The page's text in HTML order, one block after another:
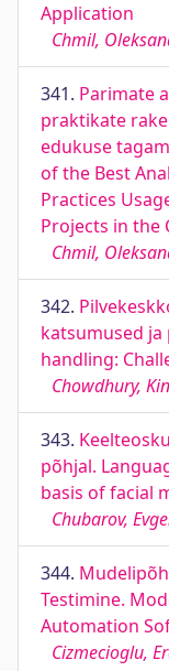
Application
Chmil,
341. Parimate
praktikate
edukuse
of the Best
Practices
Projects in the
Chmil,
342.
katsumused
handling:
Chowdhury,
343.
põhjal.
basis of facial
Chubarov,
344.
Testimine.
Automation
Cizmecioglu,